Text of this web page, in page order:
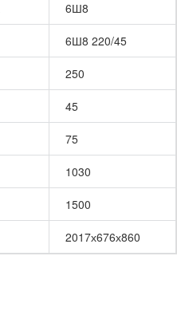
6Ш8
6Ш8 220/45
250
45
75
1030
1500
2017х676х860